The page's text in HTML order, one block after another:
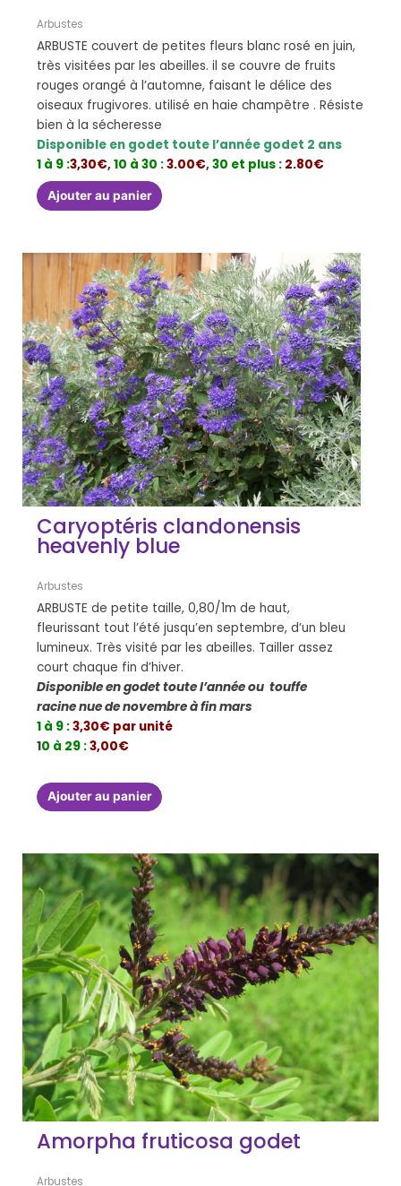
Arbustes
ARBUSTE couvert de petites fleurs blanc rosé en juin,
très visitées par les abeilles. il se couvre de fruits
rouges orangé à l’automne, faisant le délice des
oiseaux frugivores. utilisé en haie champêtre . Résiste
bien à la sécheresse
Disponible en godet toute l’année godet 2 ans
1 à 9 :3,30€,10 à 30 :3.00€,30 et plus : 2.80€
Ajouter au panier
Caryoptéris clandonensis
heavenly blue
Arbustes
ARBUSTE de petite taille, 0,80/1m de haut,
fleurissant tout l’été jusqu’en septembre, d’un bleu
lumineux. Très visité par les abeilles. Tailler assez
court chaque fin d’hiver.
Disponible en godet toute l’année ou touffe
racine nue de novembre à fin mars
1 à 9 :3,30€ par unité
10 à 29 :3,00€
Ajouter au panier
Amorpha fruticosa godet
Arbustes